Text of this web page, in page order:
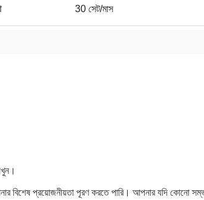
30 সেট/মাস
বিশেষ প্রয়োজনীয়তা পূরণ করতে পারি। আপনার যদি কোনো